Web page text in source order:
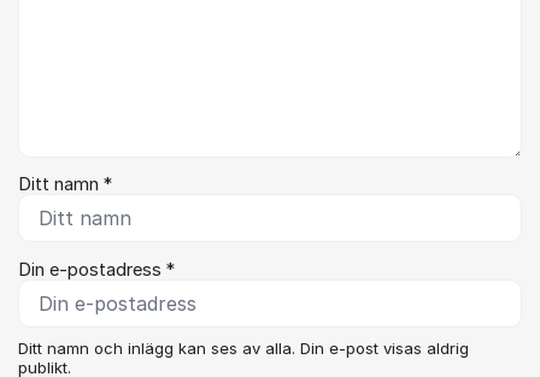
Ditt namn *
Din e-postadress *
Ditt namn och inlägg kan ses av alla. Din e-post visas aldrig
publikt.